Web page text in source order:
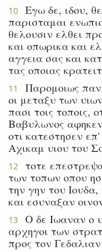
10
Εγω δε, ιδου,
παρισταμαι
θελουσιν ελθει
και οπωρικα και
αγγεια σας και
τας οποιας
11
Παρομοιως
οι μεταξυ των
πασι τοις τοποις,
Βαβυλωνος αφηκεν
οτι κατεστησεν
Αχικαμ υιου του
12
τοτε
των τοπων οπου
την γην του
και εσυναξαν
13
Ο δε Ιωαναν ο
αρχηγοι των
προς τον